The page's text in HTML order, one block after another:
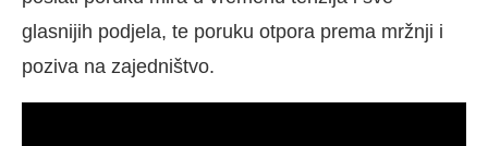
glasnijih podjela, te poruku otpora prema mržnji i
poziva na zajedništvo.